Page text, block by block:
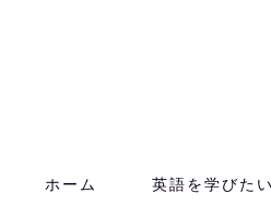
ホーム 英語を学びたい